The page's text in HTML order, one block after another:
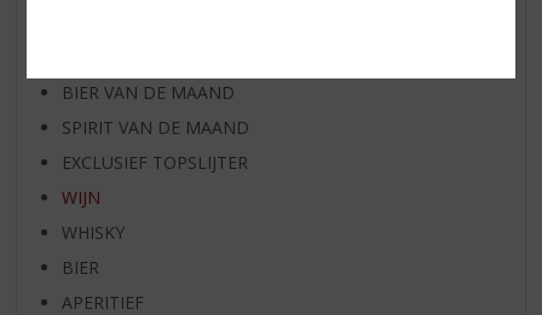
BIER VAN DE MAAND
SPIRIT VAN DE MAAND
EXCLUSIEF TOPSLIJTER
WIJN
WHISKY
BIER
APERITIEF